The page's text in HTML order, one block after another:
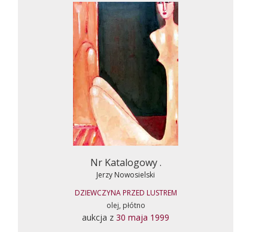
Nr Katalogowy .
Jerzy Nowosielski
DZIEWCZYNA PRZED LUSTREM
olej, płótno
aukcja z 30 maja 1999